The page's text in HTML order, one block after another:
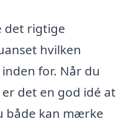
det rigtige
hvilken
for. Når du
det en god idé at
både kan mærke